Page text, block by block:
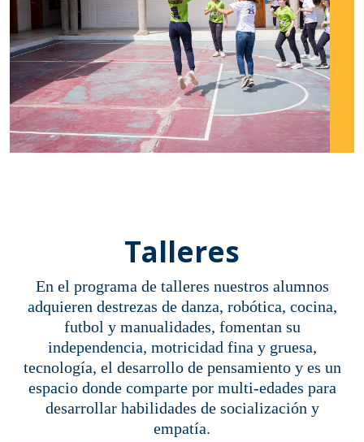
Talleres
En el programa de talleres nuestros alumnos
adquieren destrezas de danza, robótica, cocina,
futbol y manualidades, fomentan su
independencia, motricidad fina y gruesa,
tecnología, el desarrollo de pensamiento y es un
espacio donde comparte por multi-edades para
desarrollar habilidades de socialización y
empatía.